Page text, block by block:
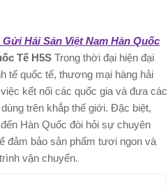
Hải Sản Việt Nam Hàn Quốc
Tế H5S Trong thời đại hiện đại
tế quốc tế, thương mại hàng hải
kết nối các quốc gia và đưa các
trên khắp thế giới. Đặc biệt,
Hàn Quốc đòi hỏi sự chuyên
đảm bảo sản phẩm tươi ngon và
vận chuyển.